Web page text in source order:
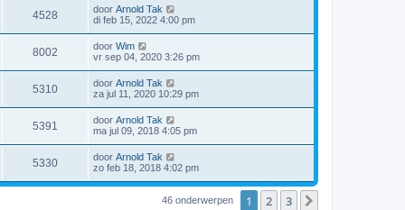
4528 door Arnold Tak
di feb 15, 2022 4:00 pm
8002 door Wim
vr sep 04, 2020 3:26 pm
5310 door Arnold Tak
za jul 11, 2020 10:29 pm
5391 door Arnold Tak
ma jul 09, 2018 4:05 pm
5330 door Arnold Tak
zo feb 18, 2018 4:02 pm
46 onderwerpen 1 2 3